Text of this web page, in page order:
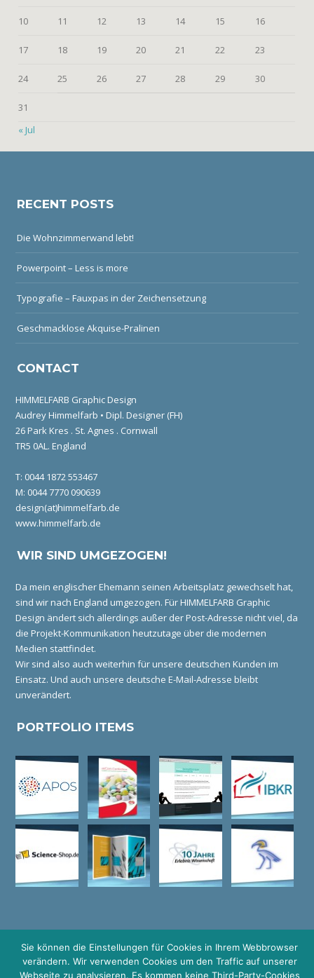
10 11 12 13 14 15 16
17 18 19 20 21 22 23
24 25 26 27 28 29 30
31
« Jul
RECENT POSTS
Die Wohnzimmerwand lebt!
Powerpoint – Less is more
Typografie – Fauxpas in der Zeichensetzung
Geschmacklose Akquise-Pralinen
CONTACT
HIMMELFARB Graphic Design
Audrey Himmelfarb • Dipl. Designer (FH)
26 Park Kres . St. Agnes . Cornwall
TR5 0AL. England
T: 0044 1872 553467
M: 0044 7770 090639
design(at)himmelfarb.de
www.himmelfarb.de
WIR SIND UMGEZOGEN!
Da mein englischer Ehemann seinen Arbeitsplatz gewechselt hat,
sind wir nach England umgezogen. Für HIMMELFARB Graphic
Design ändert sich allerdings außer der Post-Adresse nicht viel, da
die Projekt-Kommunikation heutzutage über die modernen
Medien stattfindet.
Wir sind also auch weiterhin für unsere deutschen Kunden im
Einsatz. Und auch unsere deutsche E-Mail-Adresse bleibt
unverändert.
PORTFOLIO ITEMS
© COPYRIGHT GRAFIKDESIGN I HEIDELBERG I LOGO DESIGN I
Sie können die Einstellungen für Cookies in Ihrem Webbrowser
verändern. Wir verwenden Cookies um den Traffic auf unserer
Webseite zu analysieren. Es kommen keine Third-Party-Cookies